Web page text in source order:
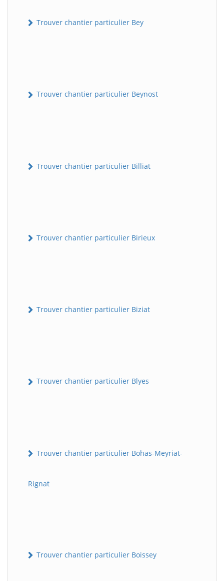
Trouver chantier particulier Bey
Trouver chantier particulier Beynost
Trouver chantier particulier Billiat
Trouver chantier particulier Birieux
Trouver chantier particulier Biziat
Trouver chantier particulier Blyes
Trouver chantier particulier Bohas-Meyriat-
Rignat
Trouver chantier particulier Boissey